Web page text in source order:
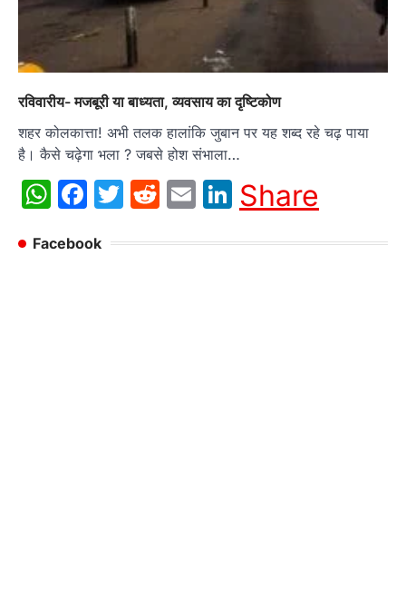
रविवारीय- मजबूरी या बाध्यता, व्यवसाय का दृष्टिकोण
शहर कोलकात्ता! अभी तलक हालांकि जुबान पर यह शब्द रहे चढ़ पाया
है। कैसे चढ़ेगा भला ? जबसे होश संभाला…
WhatsApp
Facebook
Twitter
Reddit
EmailLinkedIn
Share
Facebook